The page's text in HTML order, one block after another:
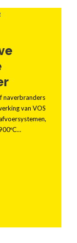
naverbranders
van VOS